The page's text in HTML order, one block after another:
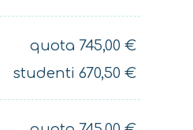
quota 745,00 €
studenti 670,50 €